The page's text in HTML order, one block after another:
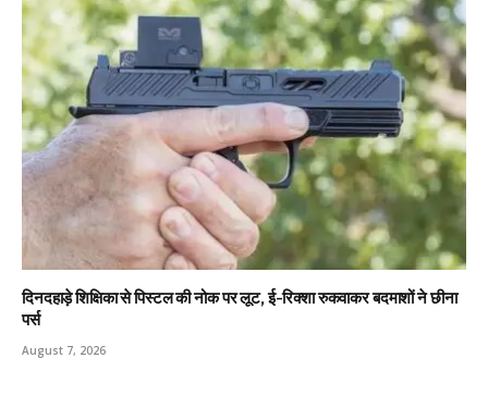
दिनदहाड़े शिक्षिका से पिस्टल की नोक पर लूट, ई-रिक्शा रुकवाकर बदमाशों ने छीना
पर्स
August 7, 2026